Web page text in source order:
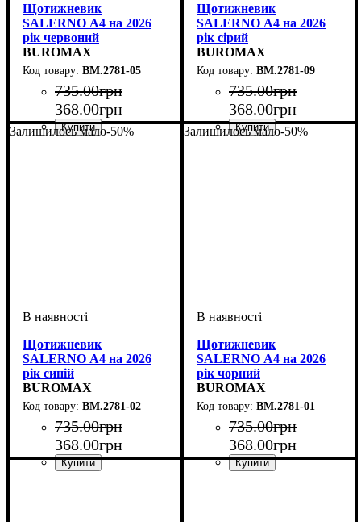
Щотижневик
SALERNO А4 на 2026
рік червоний
BUROMAX
BM.2781-05
735.00грн
368.00грн
Щотижневик
SALERNO А4 на 2026
рік сірий
BUROMAX
BM.2781-09
735.00грн
368.00грн
Залишилось мало-50%
Щотижневик
SALERNO А4 на 2026
рік синій
BUROMAX
BM.2781-02
735.00грн
368.00грн
Залишилось мало-50%
Щотижневик
SALERNO А4 на 2026
рік чорний
BUROMAX
BM.2781-01
735.00грн
368.00грн